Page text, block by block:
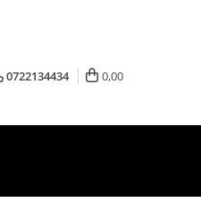
0722134434 0,00